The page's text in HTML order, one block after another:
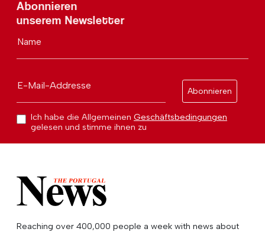
Abonnieren
unserem Newsletter
Name
E-Mail-Addresse
Abonnieren
Ich habe die Allgemeinen Geschäftsbedingungen
gelesen und stimme ihnen zu
Reaching over 400,000 people a week with news about